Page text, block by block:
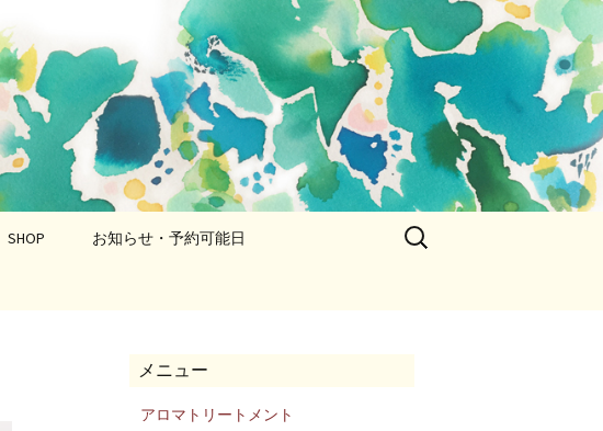
SHOP お知らせ・予約可能日
検
索:
メニュー
アロマトリートメント